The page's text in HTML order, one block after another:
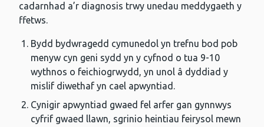
cadarnhad a’r diagnosis trwy unedau meddygaeth y
ffetws.
Bydd bydwragedd cymunedol yn trefnu bod pob
menyw cyn geni sydd yn y cyfnod o tua 9-10
wythnos o feichiogrwydd, yn unol â dyddiad y
mislif diwethaf yn cael apwyntiad.
Cynigir apwyntiad gwaed fel arfer gan gynnwys
cyfrif gwaed llawn, sgrinio heintiau feirysol mewn